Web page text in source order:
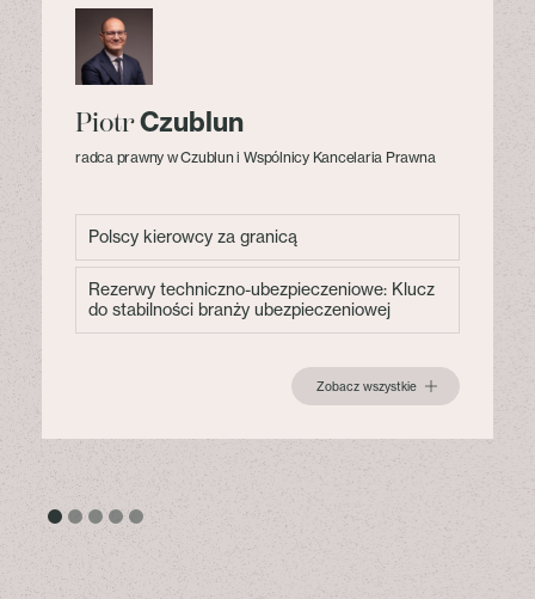
PiotrCzublun
radca prawny w Czublun i Wspólnicy Kancelaria Prawna
Polscy kierowcy za granicą
Rezerwy techniczno-ubezpieczeniowe: Klucz
do stabilności branży ubezpieczeniowej
Zobacz wszystkie